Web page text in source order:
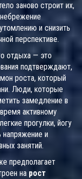
заново строит их,
и снизить
перспективе.
отдыха — это
подтверждают,
роста, который
Люди, которые
замедление в
активному
прогулки, йогу
и
занятий.
предполагает
на рост